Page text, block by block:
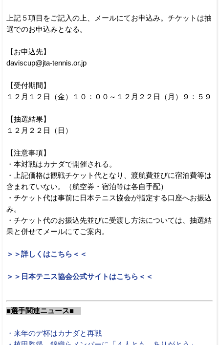
上記５項目をご記入の上、メールにてお申込み。チケットは抽
選でのお申込みとなる。
【お申込先】
daviscup@jta-tennis.or.jp
【受付期間】
１２月１２日（金）１０：００～１２月２２日（月）９：５９
【抽選結果】
１２月２２日（日）
【注意事項】
・本対戦はカナダで開催される。
・上記価格は観戦チケット代となり、渡航費並びに宿泊費等は
含まれていない。（航空券・宿泊等は各自手配）
・チケット代は事前に日本テニス協会が指定する口座へお振込
み。
・チケット代のお振込先並びに受渡し方法については、抽選結
果と併せてメールにてご案内。
＞＞詳しくはこちら＜＜
＞＞日本テニス協会公式サイトはこちら＜＜
■選手関連ニュース■
・来年のデ杯はカナダと再戦